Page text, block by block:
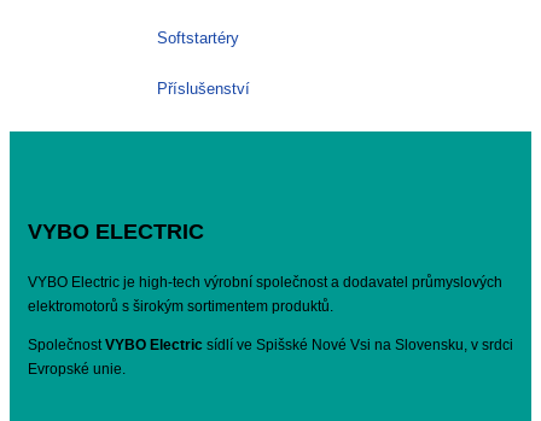
Softstartéry
Příslušenství
VYBO ELECTRIC
VYBO Electric je high-tech výrobní společnost a dodavatel průmyslových
elektromotorů s širokým sortimentem produktů.
SpolečnostVYBO Electric sídlí ve Spišské Nové Vsi na Slovensku, v srdci
Evropské unie.